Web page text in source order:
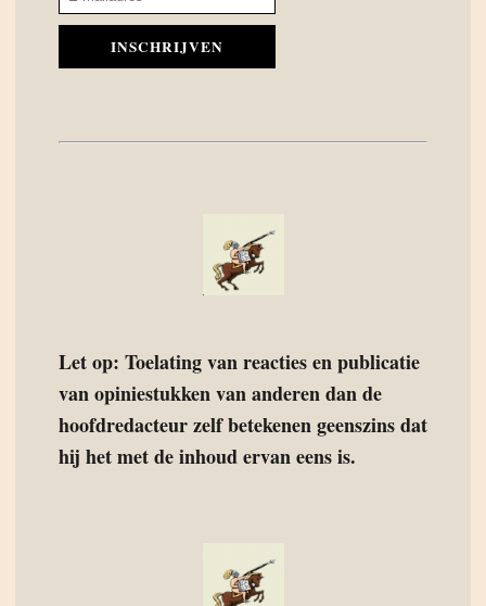
INSCHRIJVEN
Let op: Toelating van reacties en publicatie
van opiniestukken van anderen dan de
hoofdredacteur zelf betekenen geenszins dat
hij het met de inhoud ervan eens is.